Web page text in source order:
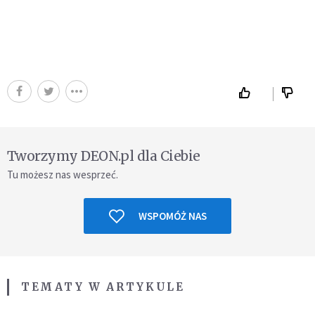
Tworzymy DEON.pl dla Ciebie
Tu możesz nas wesprzeć.
WSPOMÓŻ NAS
TEMATY W ARTYKULE